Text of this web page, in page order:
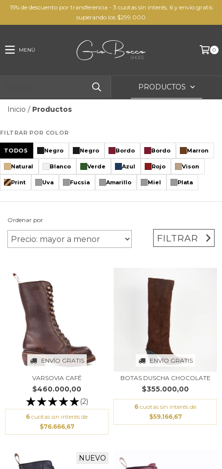
15% de descuento por transferencia - 3 cuotas sin interés, 6 y envío gratis
superando los $299.000
MENÚ 0
PRODUCTOS
Inicio / Productos
FILTRAR POR COLOR
TODOS Negro Negro Bordo Bordo Marron
Natural Blanco Verde Azul Rojo Vison
Print Uva Fucsia Amarillo Miel Plata
Ordenar por
FILTRAR
ENVÍO GRATIS
VARSOVIA CAFÉ
$460.000,00
(2)
6 cuotas sin interés de
$76.666,67
ENVÍO GRATIS
BOTAS DUSCHA CHOCOLATE
$355.000,00
6 cuotas sin interés de
$59.166,67
NUEVO